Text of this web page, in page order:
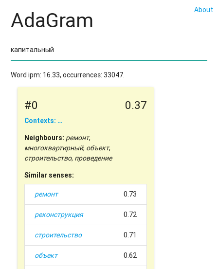
About
AdaGram
Word ipm: 16.33, occurrences: 33047.
#0 0.37
Contexts: …
Neighbours: ремонт,
многоквартирный, объект,
строительство, проведение
Similar senses:
ремонт 0.73
реконструкция 0.72
строительство 0.71
объект 0.62